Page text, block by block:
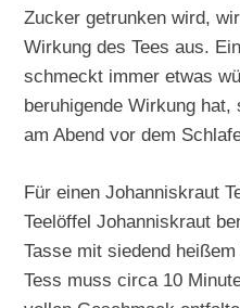
Zucker getrunken wird,
Wirkung des Tees aus.
schmeckt immer etwas
beruhigende Wirkung
am Abend vor dem
Für einen Johanniskraut
Teelöffel Johanniskraut
Tasse mit siedend
Tess muss circa 10